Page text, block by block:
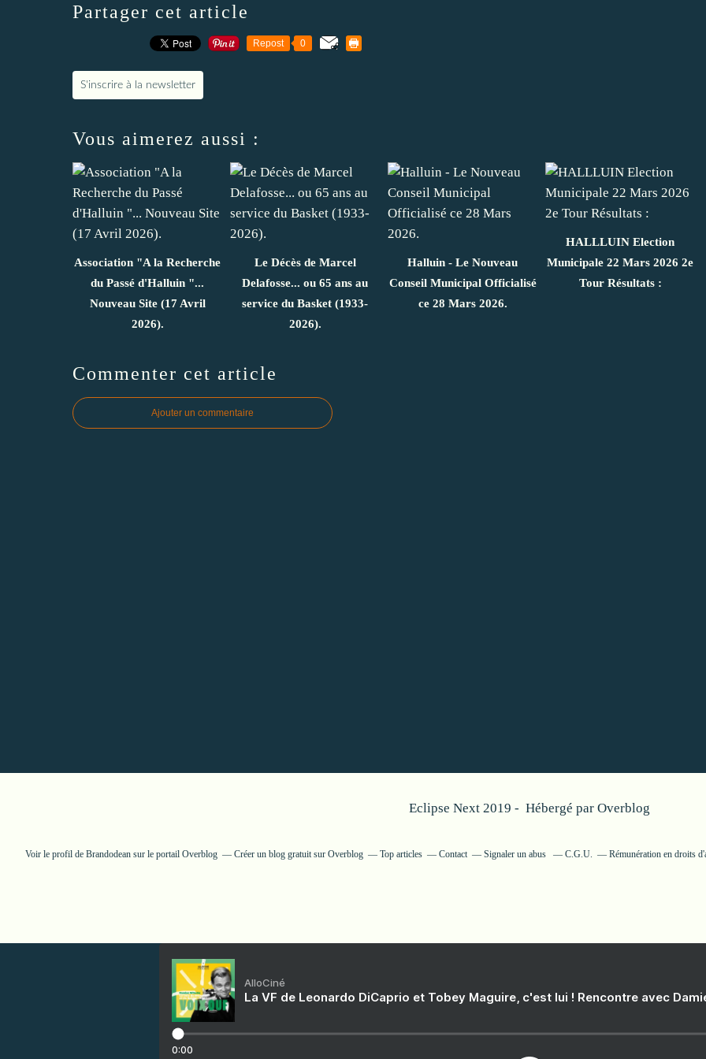
Partager cet article
Repost 0
S'inscrire à la newsletter
Vous aimerez aussi :
Association "A la Recherche
du Passé d'Halluin "...
Nouveau Site (17 Avril
2026).
Le Décès de Marcel
Delafosse... ou 65 ans au
service du Basket (1933-
2026).
Halluin - Le Nouveau
Conseil Municipal Officialisé
ce 28 Mars 2026.
HALLLUIN Election
Municipale 22 Mars 2026 2e
Tour Résultats :
Commenter cet article
Ajouter un commentaire
Eclipse Next 2019 - Hébergé par Overblog
Voir le profil de Brandodean sur le portail Overblog Créer un blog gratuit sur Overblog Top articles Contact Signaler un abus C.G.U. Rémunération en droits
AlloCiné
La VF de Leonardo DiCaprio et Tobey Maguire, c'est lui ! Rencontre avec
0:00